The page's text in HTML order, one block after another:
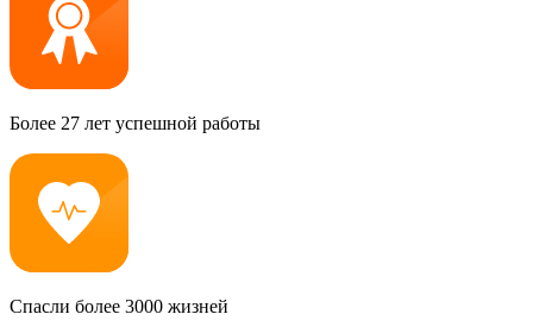
Более 27 лет успешной работы
Спасли более 3000 жизней